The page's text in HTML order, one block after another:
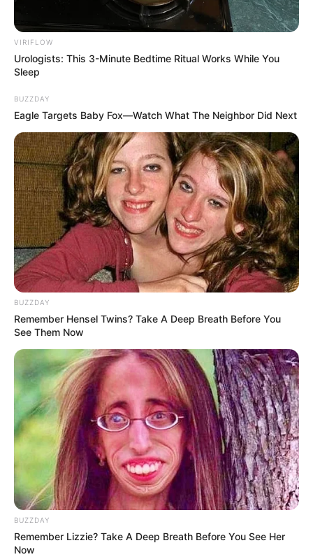
VIRIFLOW
Urologists: This 3-Minute Bedtime Ritual Works While You
Sleep
BUZZDAY
Eagle Targets Baby Fox—Watch What The Neighbor Did Next
BUZZDAY
Remember Hensel Twins? Take A Deep Breath Before You
See Them Now
BUZZDAY
Remember Lizzie? Take A Deep Breath Before You See Her
Now